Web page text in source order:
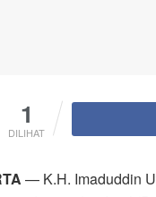
1
DILIHAT
— K.H. Imaduddin